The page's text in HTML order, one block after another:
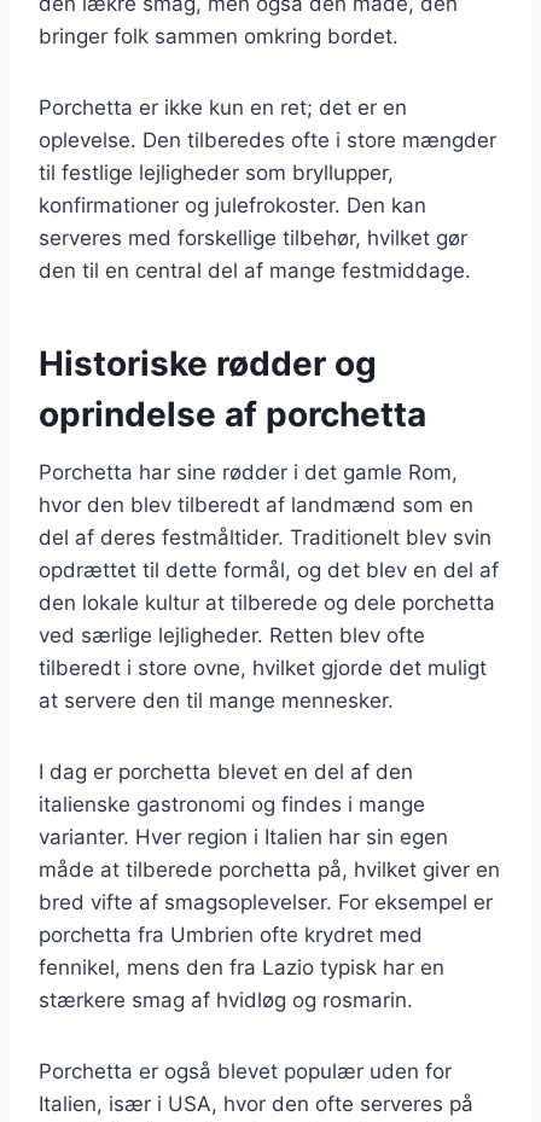
bringer folk sammen omkring bordet.
Porchetta er ikke kun en ret; det er en
oplevelse. Den tilberedes ofte i store mængder
til festlige lejligheder som bryllupper,
konfirmationer og julefrokoster. Den kan
serveres med forskellige tilbehør, hvilket gør
den til en central del af mange festmiddage.
Historiske rødder og
oprindelse af porchetta
Porchetta har sine rødder i det gamle Rom,
hvor den blev tilberedt af landmænd som en
del af deres festmåltider. Traditionelt blev svin
opdrættet til dette formål, og det blev en del af
den lokale kultur at tilberede og dele porchetta
ved særlige lejligheder. Retten blev ofte
tilberedt i store ovne, hvilket gjorde det muligt
at servere den til mange mennesker.
I dag er porchetta blevet en del af den
italienske gastronomi og findes i mange
varianter. Hver region i Italien har sin egen
måde at tilberede porchetta på, hvilket giver en
bred vifte af smagsoplevelser. For eksempel er
porchetta fra Umbrien ofte krydret med
fennikel, mens den fra Lazio typisk har en
stærkere smag af hvidløg og rosmarin.
Porchetta er også blevet populær uden for
Italien, især i USA, hvor den ofte serveres på